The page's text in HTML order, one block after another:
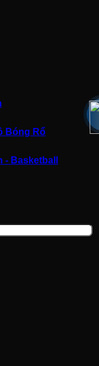
Bóng Rổ
- Basketball